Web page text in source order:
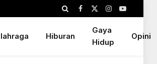
Facebook
X
InstagramYouTube
Hiburan
Gaya
Hidup
Opini